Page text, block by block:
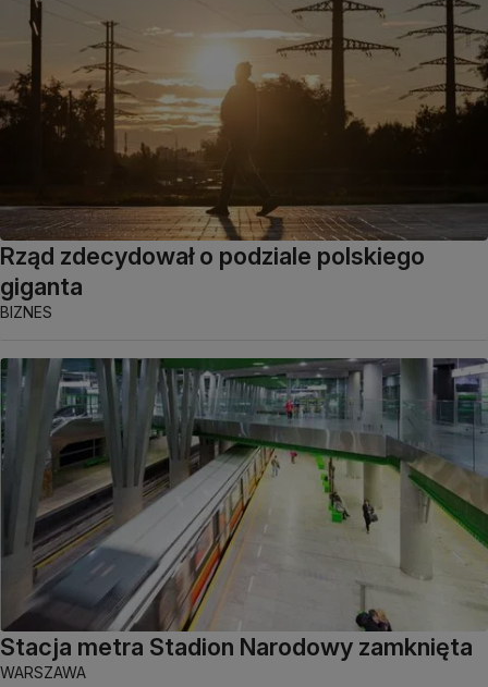
Rząd zdecydował o podziale polskiego
giganta
BIZNES
Stacja metra Stadion Narodowy zamknięta
WARSZAWA